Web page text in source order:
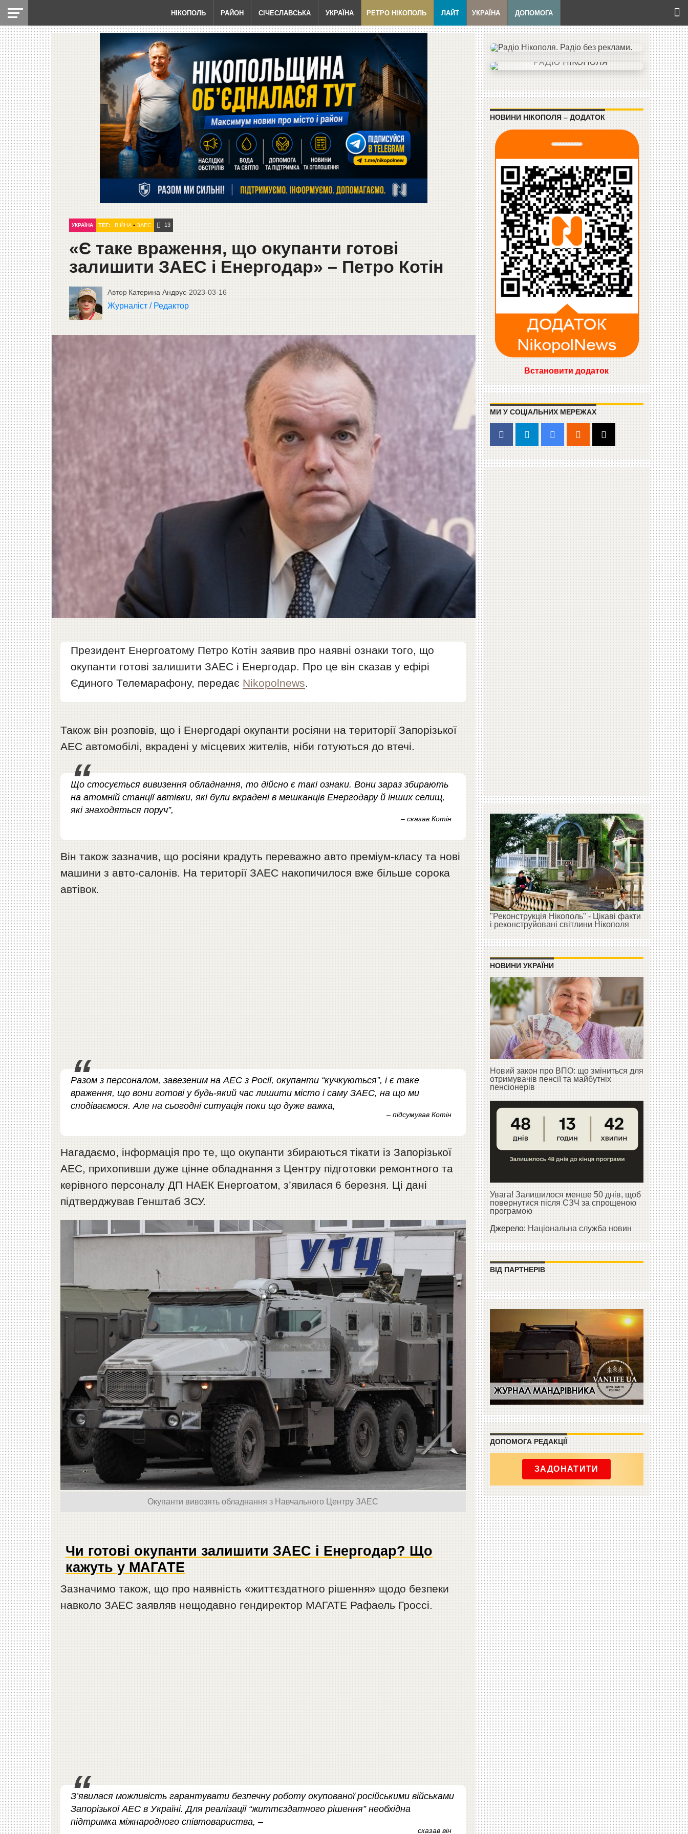
НІКОПОЛЬ РАЙОН СІЧЕСЛАВСЬКА УКРАЇНА РЕТРО НІКОПОЛЬ ЛАЙТ УКРАЇНА ДОПОМОГА
УКРАЇНА ТЕГ: ВІЙНА• ЗАЕС 13
«Є таке враження, що окупанти готові
залишити ЗАЕС і Енергодар» – Петро Котін
Автор Катерина Андрус-2023-03-16
Журналіст / Редактор
Президент Енергоатому Петро Котін заявив про наявні ознаки того, що
окупанти готові залишити ЗАЕС і Енергодар. Про це він сказав у ефірі
Єдиного Телемарафону, передає Nikopolnews.
Також він розповів, що і Енергодарі окупанти росіяни на території Запорізької
АЕС автомобілі, вкрадені у місцевих жителів, ніби готуються до втечі.
Що стосується вивизення обладнання, то дійсно є такі ознаки. Вони зараз збирають
на атомній станції автівки, які були вкрадені в мешканців Енергодару й інших селищ,
які знаходяться поруч”,
– сказав Котін
Він також зазначив, що росіяни крадуть переважно авто преміум-класу та нові
машини з авто-салонів. На території ЗАЕС накопичилося вже більше сорока
автівок.
Разом з персоналом, завезеним на АЕС з Росії, окупанти “кучкуються”, і є таке
враження, що вони готові у будь-який час лишити місто і саму ЗАЕС, на що ми
сподіваємося. Але на сьогодні ситуація поки що дуже важка,
– підсумував Котін
Нагадаємо, інформація про те, що окупанти збираються тікати із Запорізької
АЕС, прихопивши дуже цінне обладнання з Центру підготовки ремонтного та
керівного персоналу ДП НАЕК Енергоатом, з’явилася 6 березня. Ці дані
підтверджував Генштаб ЗСУ.
Окупанти вивозять обладнання з Навчального Центру ЗАЕС
Чи готові окупанти залишити ЗАЕС і Енергодар? Що
кажуть у МАГАТЕ
Зазначимо також, що про наявність «життєздатного рішення» щодо безпеки
навколо ЗАЕС заявляв нещодавно гендиректор МАГАТЕ Рафаель Гроссі.
З’явилася можливість гарантувати безпечну роботу окупованої російськими військами
Запорізької АЕС в Україні. Для реалізації “життєздатного рішення” необхідна
підтримка міжнародного співтовариства, –
сказав він
НОВИНИ НІКОПОЛЯ – ДОДАТОК
Встановити додаток
МИ У СОЦІАЛЬНИХ МЕРЕЖАХ
"Реконструкція Нікополь" - Цікаві факти
і реконструйовані світлини Нікополя
НОВИНИ УКРАЇНИ
Новий закон про ВПО: що зміниться для
отримувачів пенсії та майбутніх
пенсіонерів
Увага! Залишилося менше 50 днів, щоб
повернутися після СЗЧ за спрощеною
програмою
Джерело:Національна служба новин
ВІД ПАРТНЕРІВ
ДОПОМОГА РЕДАКЦІЇ
ЗАДОНАТИТИ